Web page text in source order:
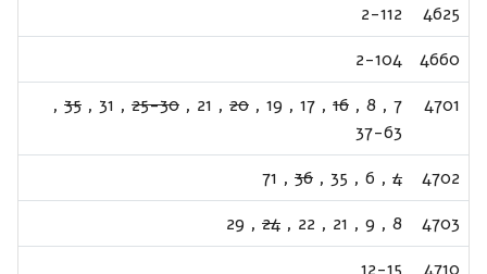
4625
2-112
4660
2-104
4701
7
,
8
,
16
,
17
,
19
,
20
,
21
,
25-30
,
31
,
35
,
37-63
4702
4
,
6
,
35
,
36
,
71
4703
8
,
9
,
21
,
22
,
24
,
29